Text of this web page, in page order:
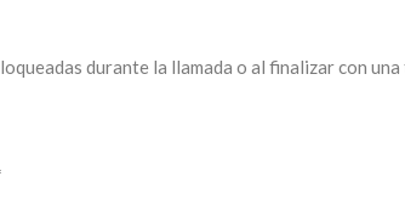
durante la llamada o al finalizar con